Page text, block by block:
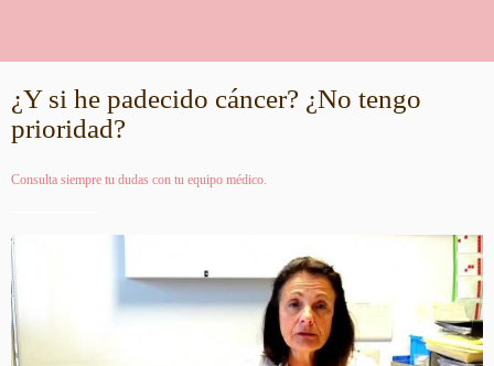
¿Y si he padecido cáncer? ¿No tengo
prioridad?
Consulta siempre tu dudas con tu equipo médico.